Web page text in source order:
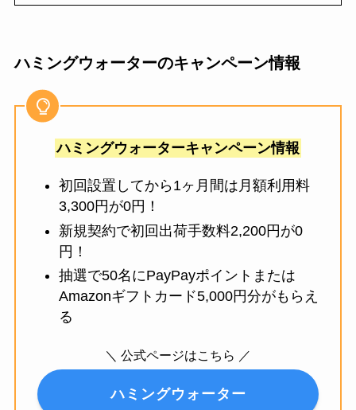
ハミングウォーターのキャンペーン情報
ハミングウォーターキャンペーン情報
初回設置してから1ヶ月間は月額利用料
3,300円が0円！
新規契約で初回出荷手数料2,200円が0
円！
抽選で50名にPayPayポイントまたは
Amazonギフトカード5,000円分がもらえ
る
＼ 公式ページはこちら ／
ハミングウォーター